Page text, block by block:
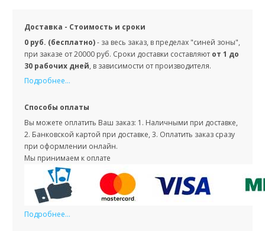
Доставка - Стоимость и сроки
0 руб. (бесплатно)- за весь заказ, в пределах "синей зоны",
при заказе от 20000 руб. Сроки доставки составляют от 1 до
30 рабочих дней, в зависимости от производителя.
Подробнее...
Способы оплаты
Вы можете оплатить Ваш заказ: 1. Наличными при доставке,
2. Банковской картой при доставке, 3. Оплатить заказ сразу
при оформлении онлайн.
Мы принимаем к оплате
Подробнее...